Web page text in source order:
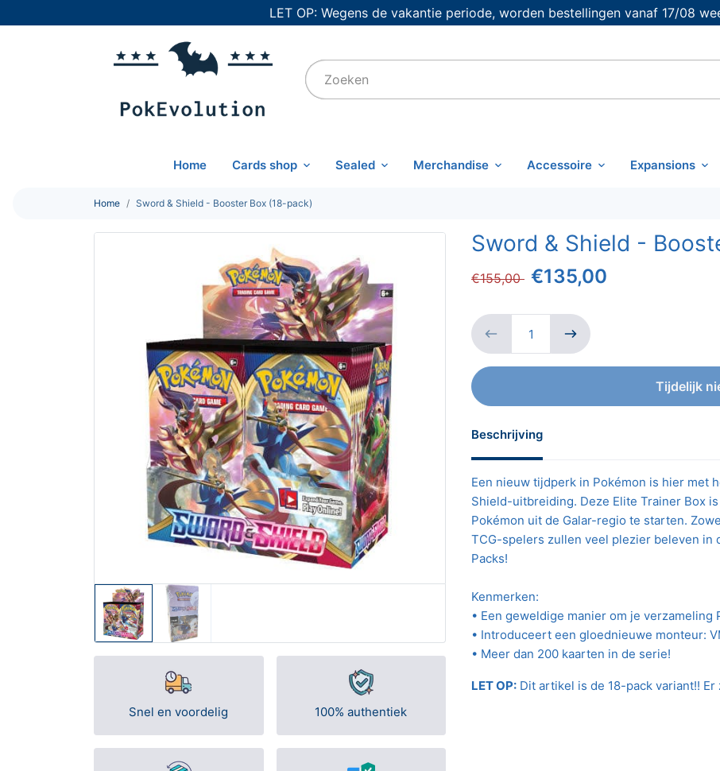
LET OP: Wegens de vakantie periode, worden bestellingen vanaf 17/08
Home Cards shop Sealed Merchandise Accessoire Expansions
Home Sword & Shield - Booster Box (18-pack)
Snel en voordelig 100% authentiek
Sword & Shield -
€155,00 €135,00
Tijdelijk
Beschrijving
Een nieuw tijdperk in Pokémon is hier met
Shield-uitbreiding. Deze Elite Trainer Box
Pokémon uit de Galar-regio te starten.
TCG-spelers zullen veel plezier beleven in
Packs!
Kenmerken:
• Een geweldige manier om je
• Introduceert een gloednieuwe monteur:
• Meer dan 200 kaarten in de serie!
LET OP: Dit artikel is de 18-pack variant!!